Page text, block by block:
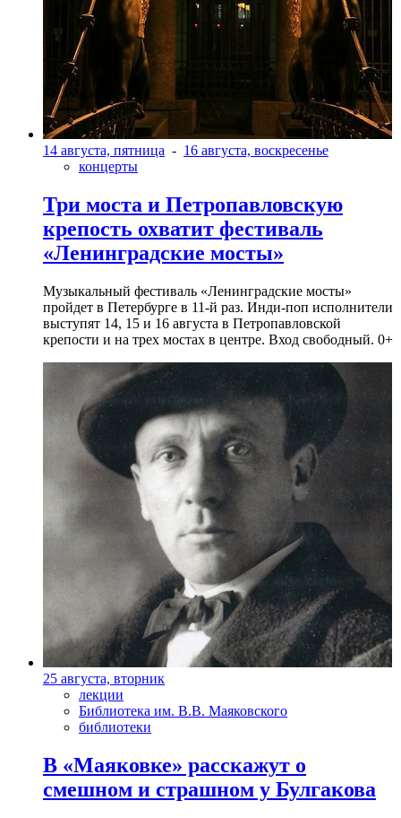
14 августа, пятница - 16 августа, воскресенье
концерты
Три моста и Петропавловскую
крепость охватит фестиваль
«Ленинградские мосты»
Музыкальный фестиваль «Ленинградские мосты»
пройдет в Петербурге в 11-й раз. Инди-поп исполнители
выступят 14, 15 и 16 августа в Петропавловской
крепости и на трех мостах в центре. Вход свободный. 0+
25 августа, вторник
лекции
Библиотека им. В.В. Маяковского
библиотеки
В «Маяковке» расскажут о
смешном и страшном у Булгакова